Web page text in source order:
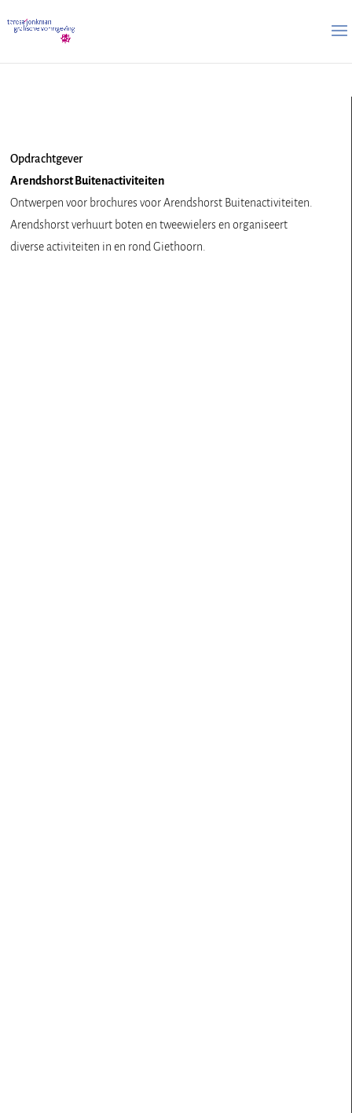
Opdrachtgever
Arendshorst Buitenactiviteiten
Ontwerpen voor brochures voor Arendshorst Buitenactiviteiten.
Arendshorst verhuurt boten en tweewielers en organiseert
diverse activiteiten in en rond Giethoorn.